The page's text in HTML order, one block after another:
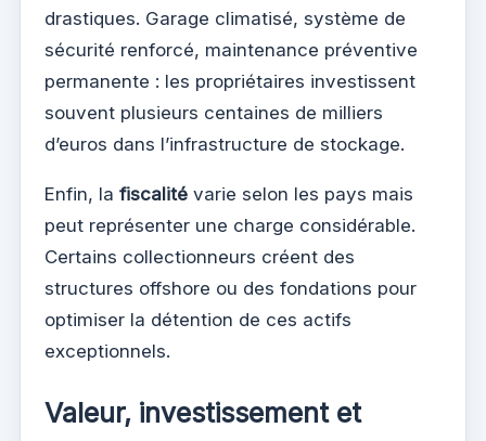
drastiques. Garage climatisé, système de
sécurité renforcé, maintenance préventive
permanente : les propriétaires investissent
souvent plusieurs centaines de milliers
d’euros dans l’infrastructure de stockage.
Enfin, la fiscalité varie selon les pays mais
peut représenter une charge considérable.
Certains collectionneurs créent des
structures offshore ou des fondations pour
optimiser la détention de ces actifs
exceptionnels.
Valeur, investissement et